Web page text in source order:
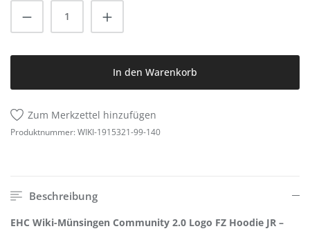
Produkt Anzahl: Gib den gewünschten
In den Warenkorb
Zum Merkzettel hinzufügen
Produktnummer: WIKI-1915321-99-140
Beschreibung
EHC Wiki-Münsingen Community 2.0 Logo FZ Hoodie JR –